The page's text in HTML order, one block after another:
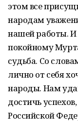
этом все
народам
нашей работы. И
покойному
судьба. Со
лично от себя
народы. Нам
достичь
Российской